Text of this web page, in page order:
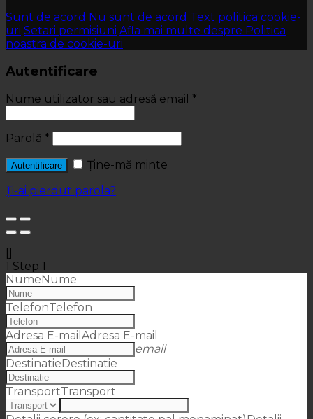
Sunt de acord Nu sunt de acord Text politica cookie-
uri Setari permisiuni Afla mai multe despre Politica
noastra de cookie-uri
Autentificare
Nume utilizator sau adresă email *
Parolă *
Autentificare
Ține-mă minte
Ți-ai pierdut parola?
[]
1 Step 1
NumeNume
TelefonTelefon
Adresa E-mail Adresa E-mail
email
DestinatieDestinatie
TransportTransport